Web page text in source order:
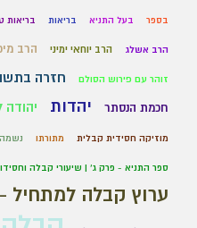
בספר בעל התניא בריאות בריאות
הרב אשלג הרב יוחאי ימיני הרב
זוהר עם פירוש הסולם חזרה
חכמת הנסתר יהדות יהודה
מוזיקה חסידית קבלית מתורתו נשמה
ספר התניא - פרק ג' | שיעורי קבלה
ערוץ קבלה